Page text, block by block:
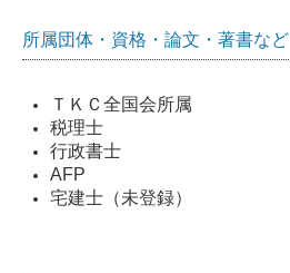
所属団体・資格・論文・著書など
ＴＫＣ全国会所属
税理士
行政書士
AFP
宅建士（未登録）